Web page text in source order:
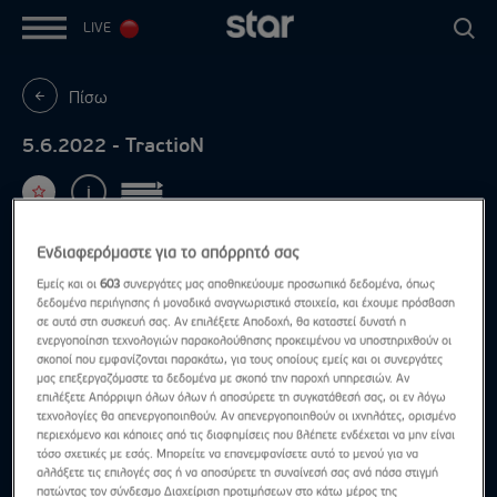
LIVE
Πίσω
5.6.2022 - TractioN
Ενδιαφερόμαστε για το απόρρητό σας
Εμείς και οι603 συνεργάτες μας αποθηκεύουμε προσωπικά δεδομένα, όπως
δεδομένα περιήγησης ή μοναδικά αναγνωριστικά στοιχεία, και έχουμε πρόσβαση
σε αυτά στη συσκευή σας. Αν επιλέξετε Αποδοχή, θα καταστεί δυνατή η
ενεργοποίηση τεχνολογιών παρακολούθησης προκειμένου να υποστηριχθούν οι
σκοποί που εμφανίζονται παρακάτω, για τους οποίους εμείς και οι συνεργάτες
μας επεξεργαζόμαστε τα δεδομένα με σκοπό την παροχή υπηρεσιών. Αν
επιλέξετε Απόρριψη όλων όλων ή αποσύρετε τη συγκατάθεσή σας, οι εν λόγω
τεχνολογίες θα απενεργοποιηθούν. Αν απενεργοποιηθούν οι ιχνηλάτες, ορισμένο
περιεχόμενο και κάποιες από τις διαφημίσεις που βλέπετε ενδέχεται να μην είναι
τόσο σχετικές με εσάς. Μπορείτε να επανεμφανίσετε αυτό το μενού για να
αλλάξετε τις επιλογές σας ή να αποσύρετε τη συναίνεσή σας ανά πάσα στιγμή
πατώντας τον σύνδεσμο Διαχείριση προτιμήσεων στο κάτω μέρος της